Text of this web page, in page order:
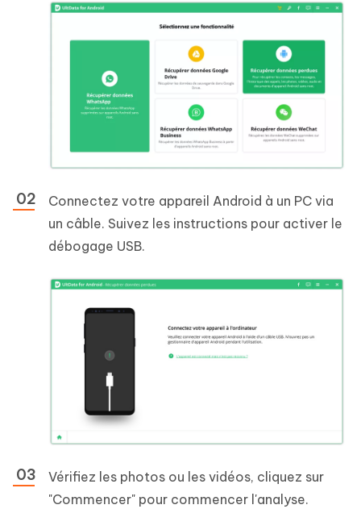
Connectez votre appareil Android à un PC via
un câble. Suivez les instructions pour activer le
débogage USB.
Vérifiez les photos ou les vidéos, cliquez sur
"Commencer" pour commencer l'analyse.